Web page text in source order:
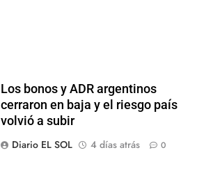
Los bonos y ADR argentinos
cerraron en baja y el riesgo país
volvió a subir
Diario EL SOL
4 días atrás 0